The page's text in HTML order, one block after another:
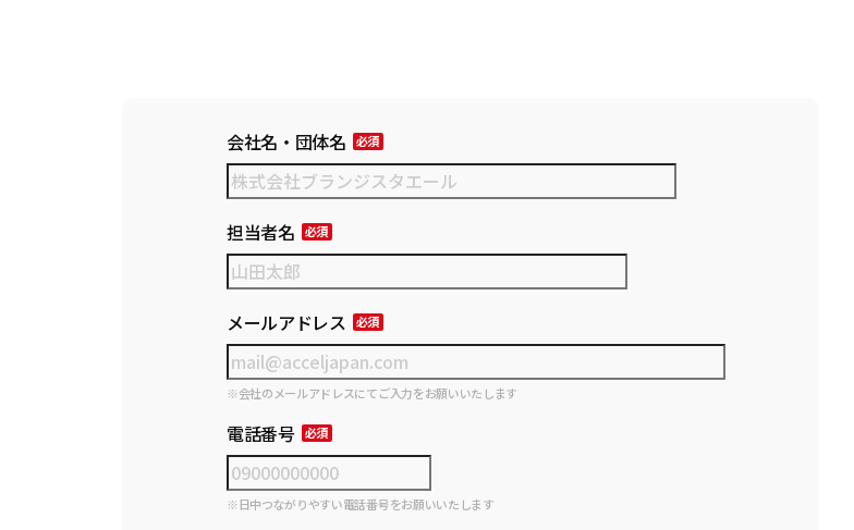
会社名・団体名
担当者名
メールアドレス
※会社のメールアドレスにてご入力をお願いいたします
電話番号
※日中つながりやすい電話番号をお願いいたします